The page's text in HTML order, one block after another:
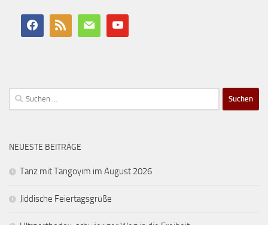
Suchen
nach:
NEUESTE BEITRÄGE
Tanz mit Tangoyim im August 2026
Jiddische Feiertagsgrüße